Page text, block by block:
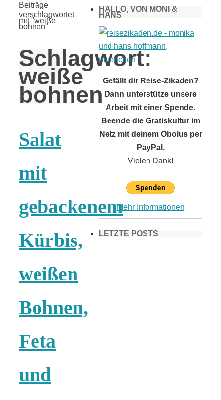
Start
Beiträge
verschlagwortet
mit "weiße
bohnen"
Schlagwort:
weiße
bohnen
Salat
mit
gebackenem
Kürbis,
weißen
Bohnen,
Feta
und
HALLO, VON MONI &
HANS
Gefällt dir Reise-Zikaden?
Dann unterstütze unsere
Arbeit mit einer Spende.
Beende die Gratiskultur im
Netz mit deinem Obolus per
PayPal.
Vielen Dank!
Mehr Informationen
LETZTE POSTS